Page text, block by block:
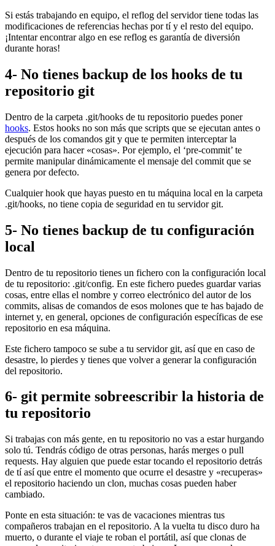
Si estás trabajando en equipo, el reflog del servidor tiene todas las
modificaciones de referencias hechas por tí y el resto del equipo.
¡Intentar encontrar algo en ese reflog es garantía de diversión
durante horas!
4- No tienes backup de los hooks de tu
repositorio git
Dentro de la carpeta .git/hooks de tu repositorio puedes poner
hooks. Estos hooks no son más que scripts que se ejecutan antes o
después de los comandos git y que te permiten interceptar la
ejecución para hacer «cosas». Por ejemplo, el ‘pre-commit’ te
permite manipular dinámicamente el mensaje del commit que se
genera por defecto.
Cualquier hook que hayas puesto en tu máquina local en la carpeta
.git/hooks, no tiene copia de seguridad en tu servidor git.
5- No tienes backup de tu configuración
local
Dentro de tu repositorio tienes un fichero con la configuración local
de tu repositorio: .git/config. En este fichero puedes guardar varias
cosas, entre ellas el nombre y correo electrónico del autor de los
commits, alisas de comandos de esos molones que te has bajado de
internet y, en general, opciones de configuración específicas de ese
repositorio en esa máquina.
Este fichero tampoco se sube a tu servidor git, así que en caso de
desastre, lo pierdes y tienes que volver a generar la configuración
del repositorio.
6- git permite sobreescribir la historia de
tu repositorio
Si trabajas con más gente, en tu repositorio no vas a estar hurgando
solo tú. Tendrás código de otras personas, harás merges o pull
requests. Hay alguien que puede estar tocando el repositorio detrás
de tí así que entre el momento que ocurre el desastre y «recuperas»
el repositorio haciendo un clon, muchas cosas pueden haber
cambiado.
Ponte en esta situación: te vas de vacaciones mientras tus
compañeros trabajan en el repositorio. A la vuelta tu disco duro ha
muerto, o durante el viaje te roban el portátil, así que clonas de